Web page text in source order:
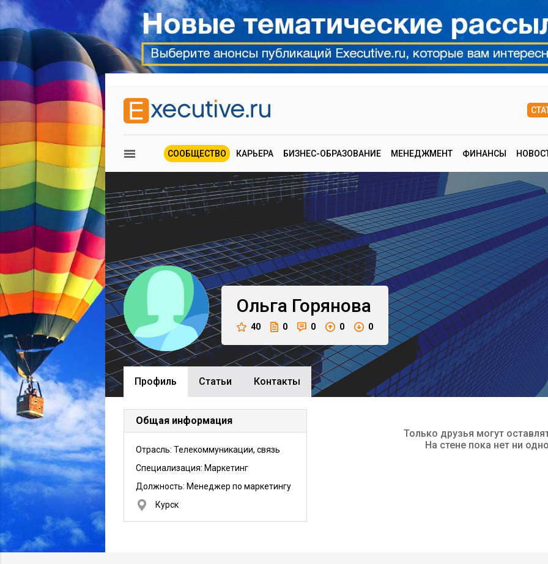
СООБЩЕСТВО КАРЬЕРА БИЗНЕС-ОБРАЗОВАНИЕ МЕНЕДЖМЕНТ ФИНАНСЫ
Ольга Горянова
40 0 0 0 0
Профиль Cтатьи Контакты
Общая информация
Отрасль: Телекоммуникации, связь
Специализация: Маркетинг
Должность: Менеджер по маркетингу
Курск
Только друзья могут
На стене пока нет ни